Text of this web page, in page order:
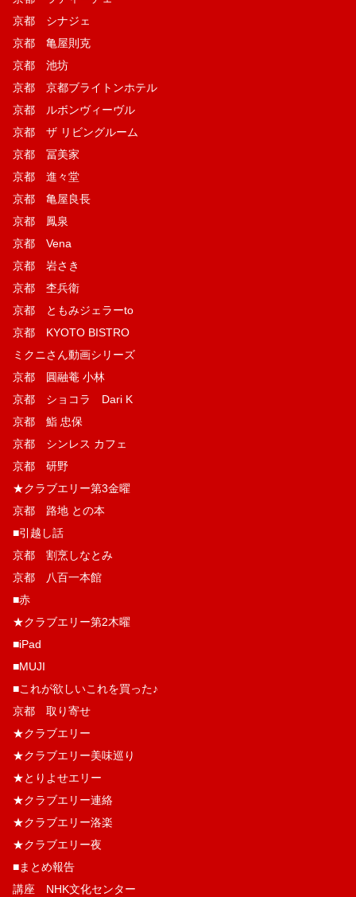
京都 シナジェ
京都 亀屋則克
京都 池坊
京都 京都ブライトンホテル
京都 ルボンヴィーヴル
京都 ザ リビングルーム
京都 冨美家
京都 進々堂
京都 亀屋良長
京都 鳳泉
京都 Vena
京都 岩さき
京都 杢兵衛
京都 ともみジェラーto
京都 KYOTO BISTRO
ミクニさん動画シリーズ
京都 圓融菴 小林
京都 ショコラ Dari K
京都 鮨 忠保
京都 シンレス カフェ
京都 研野
★クラブエリー第3金曜
京都 路地 との本
■引越し話
京都 割烹しなとみ
京都 八百一本館
■赤
★クラブエリー第2木曜
■iPad
■MUJI
■これが欲しいこれを買った♪
京都 取り寄せ
★クラブエリー
★クラブエリー美味巡り
★とりよせエリー
★クラブエリー連絡
★クラブエリー洛楽
★クラブエリー夜
■まとめ報告
講座 NHK文化センター